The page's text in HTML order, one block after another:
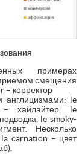
примерах
смещения
– корректор
англицизмами: le
– хайлайтер, le
le smoky-
Несколько
carnation – цвет